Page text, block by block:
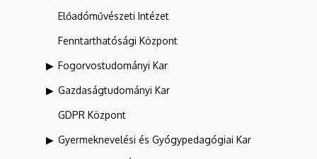
Előadóművészeti Intézet
Fenntarthatósági Központ
Fogorvostudományi Kar
Gazdaságtudományi Kar
GDPR Központ
Gyermeknevelési és Gyógypedagógiai Kar